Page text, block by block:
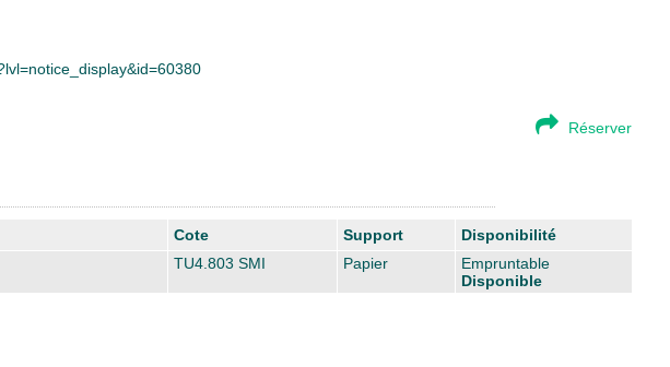
Réserver
Cote Support
Disponibilité
TU4.803 SMI Papier
Empruntable
Disponible